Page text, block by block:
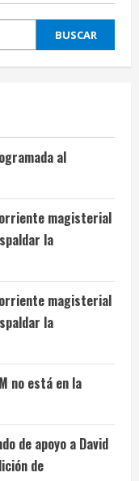
BUSCAR
al
magisterial
la
magisterial
la
no está en la
de apoyo a David
de